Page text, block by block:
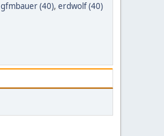
gfmbauer (40), erdwolf (40)